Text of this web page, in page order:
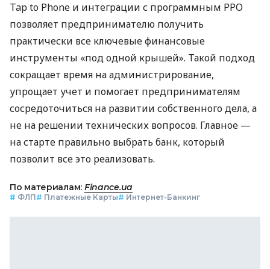
Tap to Phone и интеграции с программным РРО
позволяет предпринимателю получить
практически все ключевые финансовые
инструменты «под одной крышей». Такой подход
сокращает время на администрирование,
упрощает учет и помогает предпринимателям
сосредоточиться на развитии собственного дела, а
не на решении технических вопросов. Главное —
на старте правильно выбрать банк, который
позволит все это реализовать.
По материалам: Finance.ua
# ФЛП# Платежные Карты# Интернет-Банкинг